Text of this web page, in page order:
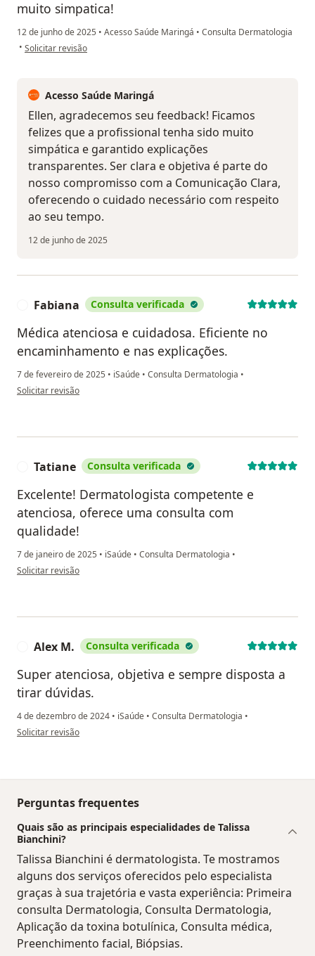
muito simpatica!
12 de junho de 2025 • Acesso Saúde Maringá • Consulta Dermatologia
• na opinião do utilizador Ellen Olegario
Solicitar revisão
Acesso Saúde Maringá
Ellen, agradecemos seu feedback! Ficamos
felizes que a profissional tenha sido muito
simpática e garantido explicações
transparentes. Ser clara e objetiva é parte do
nosso compromisso com a Comunicação Clara,
oferecendo o cuidado necessário com respeito
ao seu tempo.
12 de junho de 2025
Fabiana Consulta verificada
Médica atenciosa e cuidadosa. Eficiente no
encaminhamento e nas explicações.
7 de fevereiro de 2025 • iSaúde • Consulta Dermatologia •
na opinião do utilizador Fabiana
Solicitar revisão
Tatiane Consulta verificada
Excelente! Dermatologista competente e
atenciosa, oferece uma consulta com
qualidade!
7 de janeiro de 2025 • iSaúde • Consulta Dermatologia •
na opinião do utilizador Tatiane
Solicitar revisão
Alex M. Consulta verificada
Super atenciosa, objetiva e sempre disposta a
tirar dúvidas.
4 de dezembro de 2024 • iSaúde • Consulta Dermatologia •
na opinião do utilizador Alex M.
Solicitar revisão
Perguntas frequentes
Quais são as principais especialidades de Talissa
Bianchini?
Talissa Bianchini é dermatologista. Te mostramos
alguns dos serviços oferecidos pelo especialista
graças à sua trajetória e vasta experiência: Primeira
consulta Dermatologia, Consulta Dermatologia,
Aplicação da toxina botulínica, Consulta médica,
Preenchimento facial, Biópsias.